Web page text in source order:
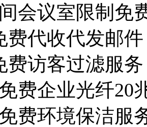
会议室限制免
费代收代发邮
费访客过滤服
费企业光纤20
费环境保洁服